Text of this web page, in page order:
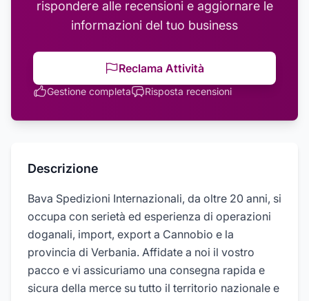
rispondere alle recensioni e aggiornare le
informazioni del tuo business
Reclama Attività
Gestione completa Risposta recensioni
Descrizione
Bava Spedizioni Internazionali, da oltre 20 anni, si
occupa con serietà ed esperienza di operazioni
doganali, import, export a Cannobio e la
provincia di Verbania. Affidate a noi il vostro
pacco e vi assicuriamo una consegna rapida e
sicura della merce su tutto il territorio nazionale e